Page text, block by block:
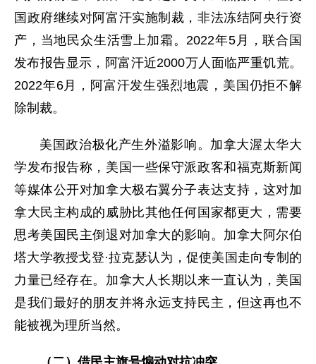
国政府继续对阿富汗实施制裁，非法冻结阿央行资
产，当地民众生活雪上加霜。2022年5月，联合国
发布报告显示，阿富汗近2000万人面临严重饥荒。
2022年6月，阿富汗发生强烈地震，美国仍拒不解
除制裁。
美国政治极化产生外溢影响。加拿大渥太华大
学发布报告称，美国一些保守派政客和福克斯新闻
等媒体公开对加拿大极右翼分子表达支持，这对加
拿大民主构成的威胁比其他任何国家都更大，需要
思考美国民主倒退对加拿大的影响。加拿大阿尔伯
塔大学教授戈登·拉克瑟认为，促使美国走向专制的
力量已经存在。加拿大人长期以来一直认为，美国
是我们最好的朋友并将永远支持民主，但这再也不
能被视为理所当然。